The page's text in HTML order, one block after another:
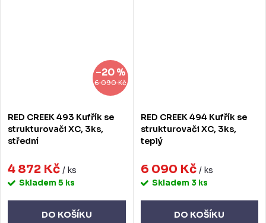
6 090 Kč
–20 %
RED CREEK 493 Kufřík se
strukturovači XC, 3ks,
střední
4 872 Kč / ks
Skladem 5 ks
DO KOŠÍKU
RED CREEK 494 Kufřík se
strukturovači XC, 3ks,
teplý
6 090 Kč / ks
Skladem 3 ks
DO KOŠÍKU